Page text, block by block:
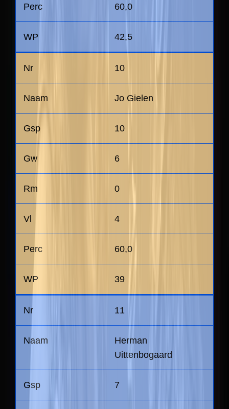
60,0
42,5
10
Jo Gielen
10
6
0
4
60,0
39
11
Herman
Uittenbogaard
7